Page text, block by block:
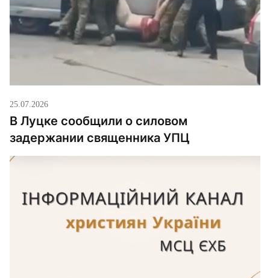
25.07.2026
В Луцке сообщили о силовом
задержании священника УПЦ